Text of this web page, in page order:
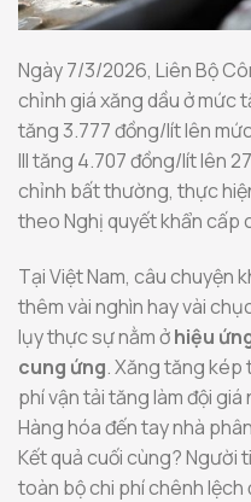
Ngày 7/3/2026, Liên Bộ
chỉnh giá xăng dầu ở mức
tăng 3.777 đồng/lít lên
III tăng 4.707 đồng/lít lên
chỉnh bất thường, thực
theo Nghị quyết khẩn cấp
Tại Việt Nam, câu chuyện
thêm vài nghìn hay vài
lụy thực sự nằm ởhiệu
cung ứng. Xăng tăng kép
phí vận tải tăng làm đội
Hàng hóa đến tay nhà
Kết quả cuối cùng? Người
toàn bộ chi phí chênh